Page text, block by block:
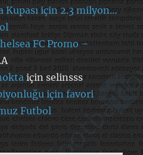
Kupası için 2.3 milyon…
FC Promo –
içinselinsss
için favori
Futbol